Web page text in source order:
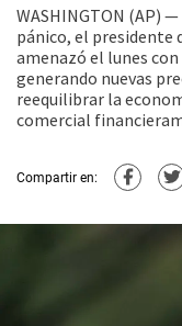
WASHINGTON (AP)
pánico, el presidente
amenazó el lunes
generando nuevas
reequilibrar la
comercial
Compartir en: